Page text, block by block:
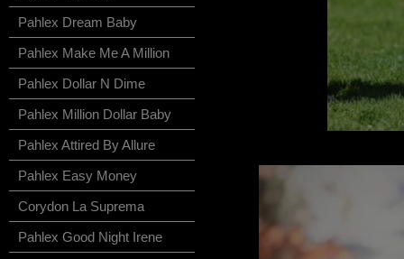
Pahlex Dream Baby
Pahlex Make Me A Million
Pahlex Dollar N Dime
Pahlex Million Dollar Baby
Pahlex Attired By Allure
Pahlex Easy Money
Corydon La Suprema
Pahlex Good Night Irene